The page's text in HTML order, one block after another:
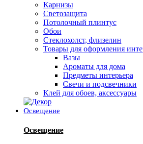
Карнизы
Светозащита
Потолочный плинтус
Обои
Стеклохолст, флизелин
Товары для оформления
Вазы
Ароматы для дома
Предметы интерьера
Свечи и подсвечники
Клей для обоев, аксессуары
Освещение
Освещение